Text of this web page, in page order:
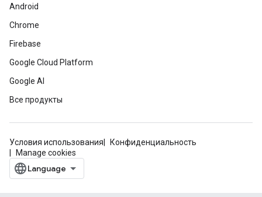
Android
Chrome
Firebase
Google Cloud Platform
Google AI
Все продукты
Условия использования
Конфиденциальность
Manage cookies